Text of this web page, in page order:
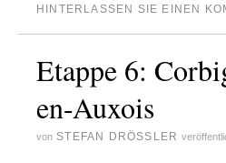
HINTERLASSEN SIE EINEN
Etappe 6:
en-Auxois
von STEFAN DRÖSSLER